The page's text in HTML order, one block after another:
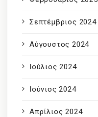
Σεπτέμβριος 2024
Αύγουστος 2024
Ιούλιος 2024
Ιούνιος 2024
Απρίλιος 2024